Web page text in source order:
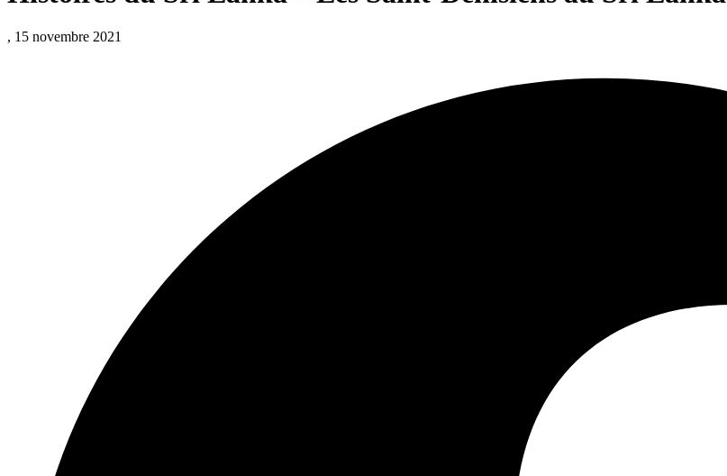
, 15 novembre 2021